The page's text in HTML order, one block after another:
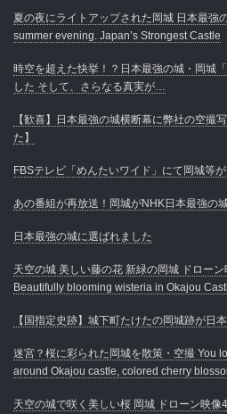
夏の夜にライトアップされた岡城 日本最強
summer evening. Japan’s Strongest Castle
時空を超えた快挙！？日本最強の城・岡城
した そして、さらなる真実が…
【歓喜】日本最強の城横断幕に弊社の空撮
た】
FBSテレビ「めんたいワイド」にて岡城等
あの番組が再放送！岡城がNHK日本最強の
日本最強の城に選ばれました
天空の城 美しい藤の花 新緑の岡城 ドロー
Beautifully blooming wisteria in Okajou
【国指定史跡】城下町たけたの岡城跡が日
迷宮？桜に彩られた岡城を散策・空撮 You
around Okajou castle, colored cherry
天空の城で咲く美しい桜 岡城 ドローン映